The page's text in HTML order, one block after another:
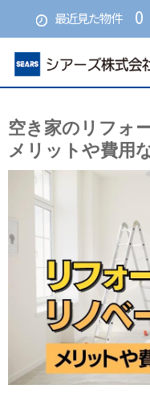
最近見た物件 0
空き家のリフォ
メリットや費用